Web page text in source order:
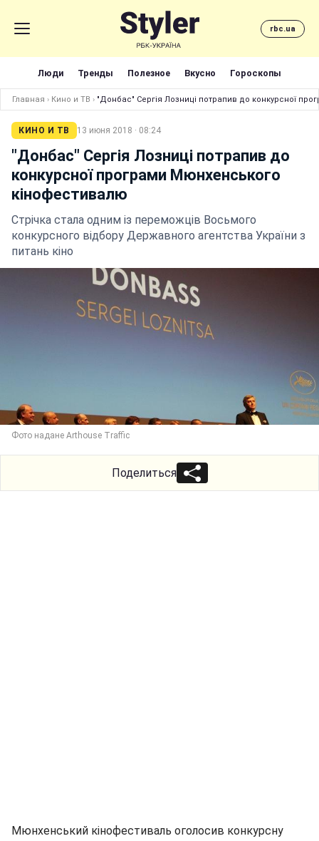
rbc.ua
Люди Тренды Полезное Вкусно Гороскопы
Главная › Кино и ТВ › "Донбас" Сергія Лозниці потрапив до конкурсної
КИНО И ТВ 13 июня 2018 · 08:24
"Донбас" Сергія Лозниці потрапив до
конкурсної програми Мюнхенського
кінофестивалю
Стрічка стала одним із переможців Восьмого
конкурсного відбору Державного агентства України з
питань кіно
Фото надане Arthouse Traffic
Поделиться
Мюнхенський кінофестиваль оголосив конкурсну